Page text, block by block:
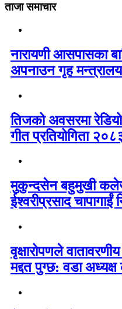
ताजा समाचार
नारायणी आसपासका
अपनाउन गृह
तिजको अवसरमा
गीत प्रतियोगिता
मुकुन्दसेन बहुमुखी
ईश्वरीप्रसाद चापागाईं
वृक्षारोपणले
मद्दत पुग्छ: वडा